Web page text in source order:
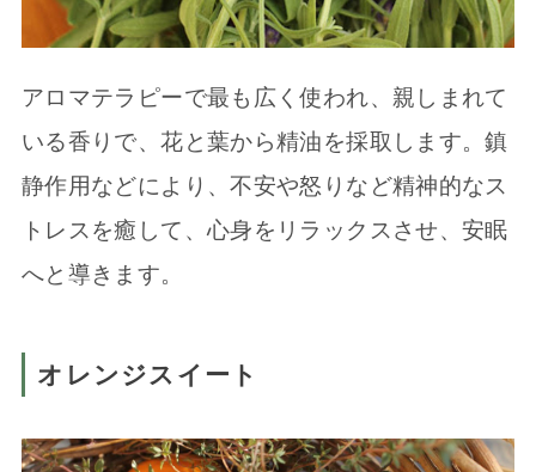
アロマテラピーで最も広く使われ、親しまれて
いる香りで、花と葉から精油を採取します。鎮
静作用などにより、不安や怒りなど精神的なス
トレスを癒して、心身をリラックスさせ、安眠
へと導きます。
オレンジスイート